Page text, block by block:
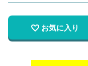
お気に入り